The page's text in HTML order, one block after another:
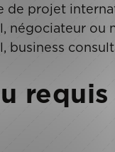
de projet
négociateur ou
business
requis